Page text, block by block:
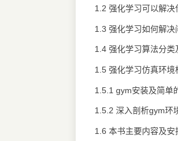
1.2 强化学习可以解决
1.3 强化学习如何解决
1.4 强化学习算法分类
1.5 强化学习仿真环境
1.5.1 gym安装及简单
1.5.2 深入剖析gym环
1.6 本书主要内容及安